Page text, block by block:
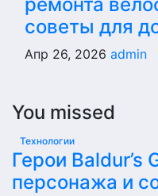
советы для
Апр 26, 2026 admin
You missed
Технологии
Герои Baldur’s
персонажа и